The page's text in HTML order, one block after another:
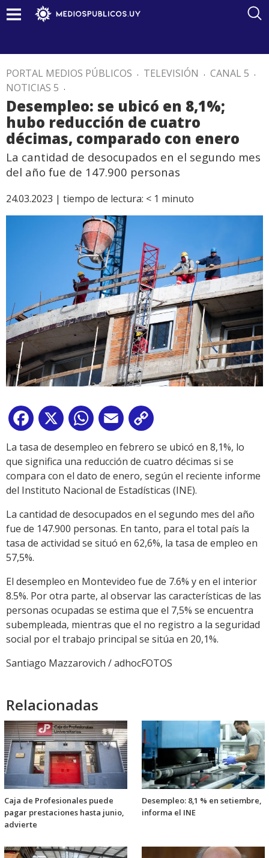
PORTAL MEDIOS PÚBLICOS . TELEVISIÓN . CANAL 5 .
NOTICIAS 5 .
Desempleo: se ubicó en 8,1%;
hubo reducción de cuatro
décimas, comparado con enero
La cantidad de desocupados en el segundo mes
del año fue de 147.900 personas
24.03.2023 | tiempo de lectura: < 1 minuto
Facebook
X WhatsApp
Email
Link
La tasa de desempleo en febrero se ubicó en 8,1%, lo
que significa una reducción de cuatro décimas si se
compara con el dato de enero, según el reciente informe
del Instituto Nacional de Estadísticas (INE).
La cantidad de desocupados en el segundo mes del año
fue de 147.900 personas. En tanto, para el total país la
tasa de actividad se situó en 62,6%, la tasa de empleo en
57,5%.
El desempleo en Montevideo fue de 7.6% y en el interior
8.5%. Por otra parte, al observar las características de las
personas ocupadas se estima que el 7,5% se encuentra
subempleada, mientras que el no registro a la seguridad
social por el trabajo principal se sitúa en 20,1%.
Santiago Mazzarovich / adhocFOTOS
Relacionadas
Caja de Profesionales puede
pagar prestaciones hasta junio,
advierte
Desempleo: 8,1 % en setiembre,
informa el INE